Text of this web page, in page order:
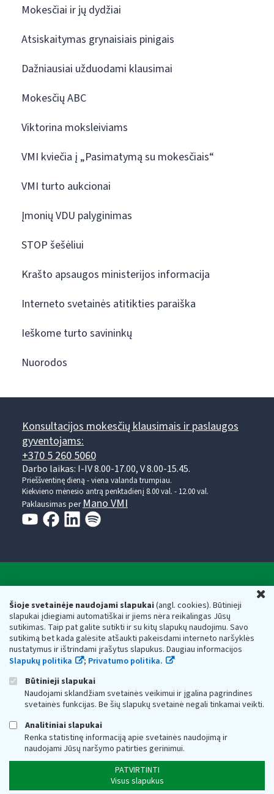
Šioje svetainėje naudojami slapukai(angl. cookies). Būtinieji
slapukai įdiegiami automatiškai ir jiems nėra reikalingas Jūsų
sutikimas. Taip pat galite sutikti ir su kitų slapukų naudojimu. Savo
sutikimą bet kada galėsite atšaukti pakeisdami interneto naršyklės
nustatymus ir ištrindami įrašytus slapukus. Daugiau informacijos
Slapukų politika
; Privatumo politika.
Būtinieji slapukai
Naudojami sklandžiam svetainės veikimui ir įgalina pagrindines
svetainės funkcijas. Be šių slapukų svetainė negali tinkamai veikti.
Analitiniai slapukai
Renka statistinę informaciją apie svetainės naudojimą ir
naudojami Jūsų naršymo patirties gerinimui.
PATVIRTINTI
Visus slapukus
Mokesčiai ir jų dydžiai
Atsiskaitymas grynaisiais pinigais
Dažniausiai užduodami klausimai
Mokesčių ABC
Viktorina moksleiviams
VMI kviečia į „Pasimatymą su mokesčiais“
VMI turto aukcionai
Įmonių VDU palyginimas
STOP šešėliui
Krašto apsaugos ministerijos informacija
Interneto svetainės atitikties paraiška
Ieškome turto savininkų
Nuorodos
Konsultacijos mokesčių klausimais ir paslaugos
gyventojams:
+370 5 260 5060
Darbo laikas: I-IV 8.00-17.00, V 8.00-15.45.
Prieššventinę dieną - viena valanda trumpiau.
Kiekvieno mėnesio antrą penktadienį 8.00 val. - 12.00 val.
Paklausimas per Mano VMI
Respublikos finansų ministerijos
Biudžetinė įstaiga. Juridinio asmens kodas — 188659752,
adresas: Vasario 16-osios g. 14, 01107 Vilnius, Lietuva, el.paštas:
vmi@vmi.lt, E. pristatymo dėžutės adresas 188659752
Duomenys apie Valstybinę mokesčių inspekciją prie Lietuvos
Respublikos finansų ministerijos kaupiami ir saugomi Juridinių